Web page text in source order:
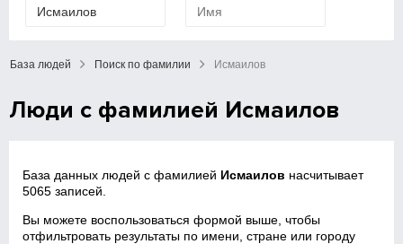
База людей Поиск по фамилии Исмаилов
Люди с фамилией Исмаилов
База данных людей с фамилией Исмаилов насчитывает
5065 записей.
Вы можете воспользоваться формой выше, чтобы
отфильтровать результаты по имени, стране или городу